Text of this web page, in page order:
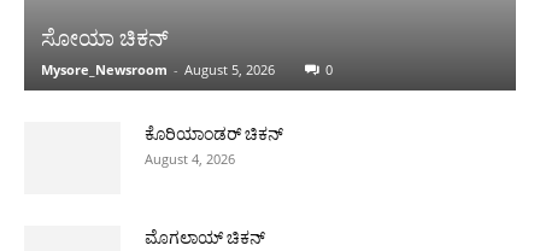
ಸೋಯಾ ಚಿಕನ್
Mysore_Newsroom - August 5, 2026 0
ಕೊರಿಯಾಂಡರ್ ಚಿಕನ್
August 4, 2026
ಮೊಗಲಾಯ್ ಚಿಕನ್